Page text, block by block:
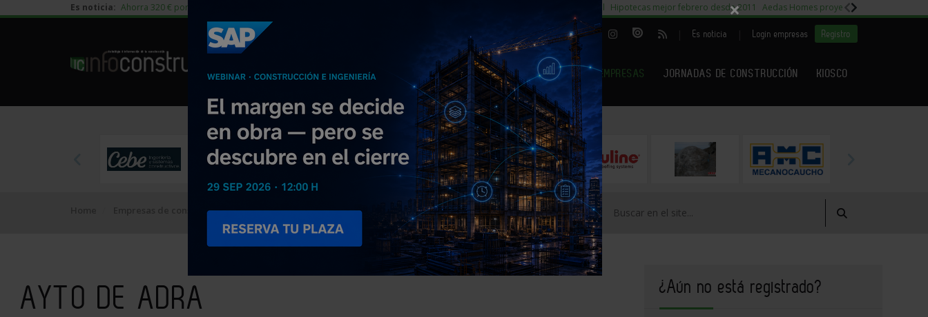
Es noticia: Ahorra 320 € por vivienda en edificación residencial 29% cambiar al alquiler temporal Hipotecas mejor febrero desde 2011 Aedas Homes proyecto Fiora
| Es noticia Login empresas Registro
NOTICIAS PRODUCTOS AGENDA ARTÍCULOS EMPRESAS JORNADAS DE CONSTRUCCIÓN KIOSCO
EMPRESAS PREMIUM
Empresas de construcción AYTO DE ADRA
AYTO DE ADRA ¿Aún no está registrado?
×